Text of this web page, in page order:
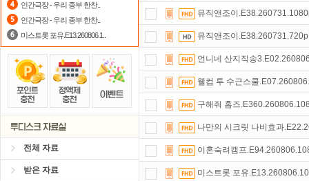
인간극장 - 우리 종부 한찬..
인간극장 - 우리 종부 한찬..
미스트롯 포유.E13.260806.1..
전체 자료
받은 자료
뮤직앤조이
뮤직앤조이
언니네 산지직송
웰컴 투 수근스쿨
구해줘 홈즈
나만의 시크릿 나비효과
이혼숙려캠프
미스트롯 포유